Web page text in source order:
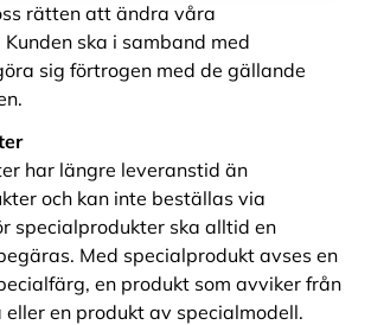
rätten att ändra våra
ska i samband med
sig förtrogen med de gällande
har längre leveranstid än
och kan inte beställas via
specialprodukter ska alltid en
Med specialprodukt avses en
en produkt som avviker från
en produkt av specialmodell.